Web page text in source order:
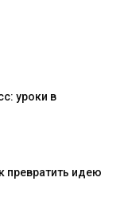
уроки в
превратить идею